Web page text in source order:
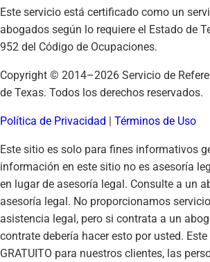
Este servicio está certificado como un
abogados según lo requiere el Estado de
952 del Código de Ocupaciones.
Copyright © 2014–2026 Servicio de
de Texas. Todos los derechos reservados.
Política de Privacidad | Términos de Uso
Este sitio es solo para fines informativos
información en este sitio no es asesoría
en lugar de asesoría legal. Consulte a un
asesoría legal. No proporcionamos
asistencia legal, pero si contrata a un
contrate debería hacer esto por usted.
GRATUITO para nuestros clientes, las